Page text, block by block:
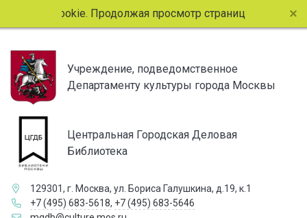
просмотр страниц сайта, вы соглашаетесь с
Учреждение, подведомственное
Департаменту культуры города Москвы
Центральная Городская Деловая
Библиотека
129301, г. Москва, ул. Бориса Галушкина, д.19, к.1
+7 (495) 683-5618, +7 (495) 683-5646